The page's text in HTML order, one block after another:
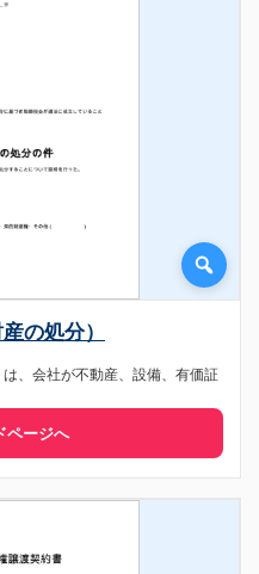
の処分）
、会社が不動産、設備、有価証
ページへ